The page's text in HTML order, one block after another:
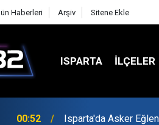
Haberleri Arşiv Sitene Ekle
ISPARTA İLÇELER
00:52 Isparta'da Asker